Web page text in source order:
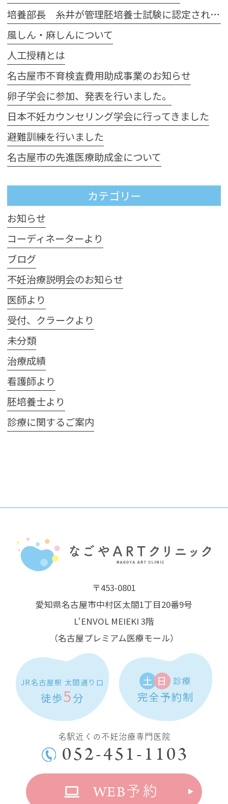
培養部長 糸井が管理胚培養士試験に認定されました
風しん・麻しんについて
人工授精とは
名古屋市不育検査費用助成事業のお知らせ
卵子学会に参加、発表を行いました。
日本不妊カウンセリング学会に行ってきました
避難訓練を行いました
名古屋市の先進医療助成金について
カテゴリー
お知らせ
コーディネーターより
ブログ
不妊治療説明会のお知らせ
医師より
受付、クラークより
未分類
治療成績
看護師より
胚培養士より
診療に関するご案内
〒453-0801
愛知県名古屋市中村区太閤1丁目20番9号
L‘ENVOL MEIEKI 3階
（名古屋プレミアム医療モール）
JR名古屋駅 太閤通り口
徒歩5分
土 日 診療
完全予約制
名駅近くの不妊治療専門医院
052-451-1103
WEB予約